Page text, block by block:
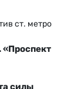
ст. метро
«Проспект
силы